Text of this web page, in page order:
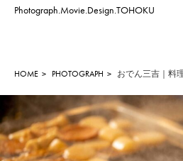
Photograph.Movie.Design.TOHOKU
HOME PHOTOGRAPH おでん三吉｜料